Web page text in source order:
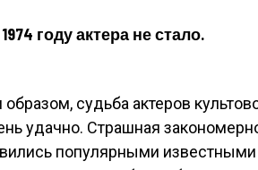
году актера не стало.
образом, судьба актеров
удачно. Страшная
популярными